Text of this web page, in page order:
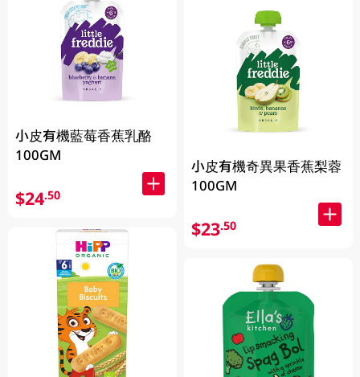
小皮有機藍莓香蕉乳酪
100GM
$24.50
小皮有機奇異果香蕉梨蓉
100GM
$23.50